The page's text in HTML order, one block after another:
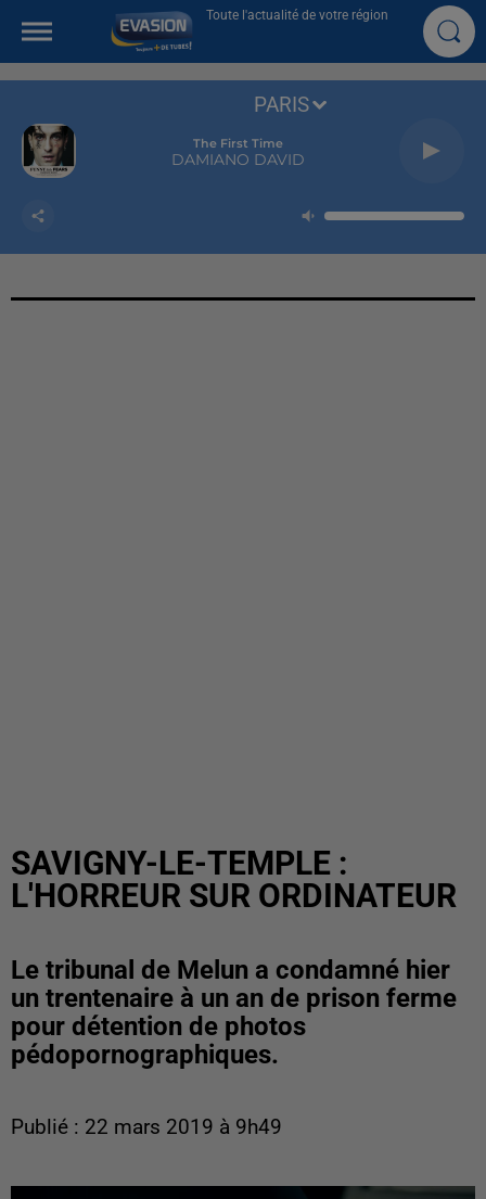
Toute l'actualité de votre région
The First Time
DAMIANO DAVID
PARIS
SAVIGNY-LE-TEMPLE :
L'HORREUR SUR ORDINATEUR
Le tribunal de Melun a condamné hier
un trentenaire à un an de prison ferme
pour détention de photos
pédopornographiques.
Publié : 22 mars 2019 à 9h49